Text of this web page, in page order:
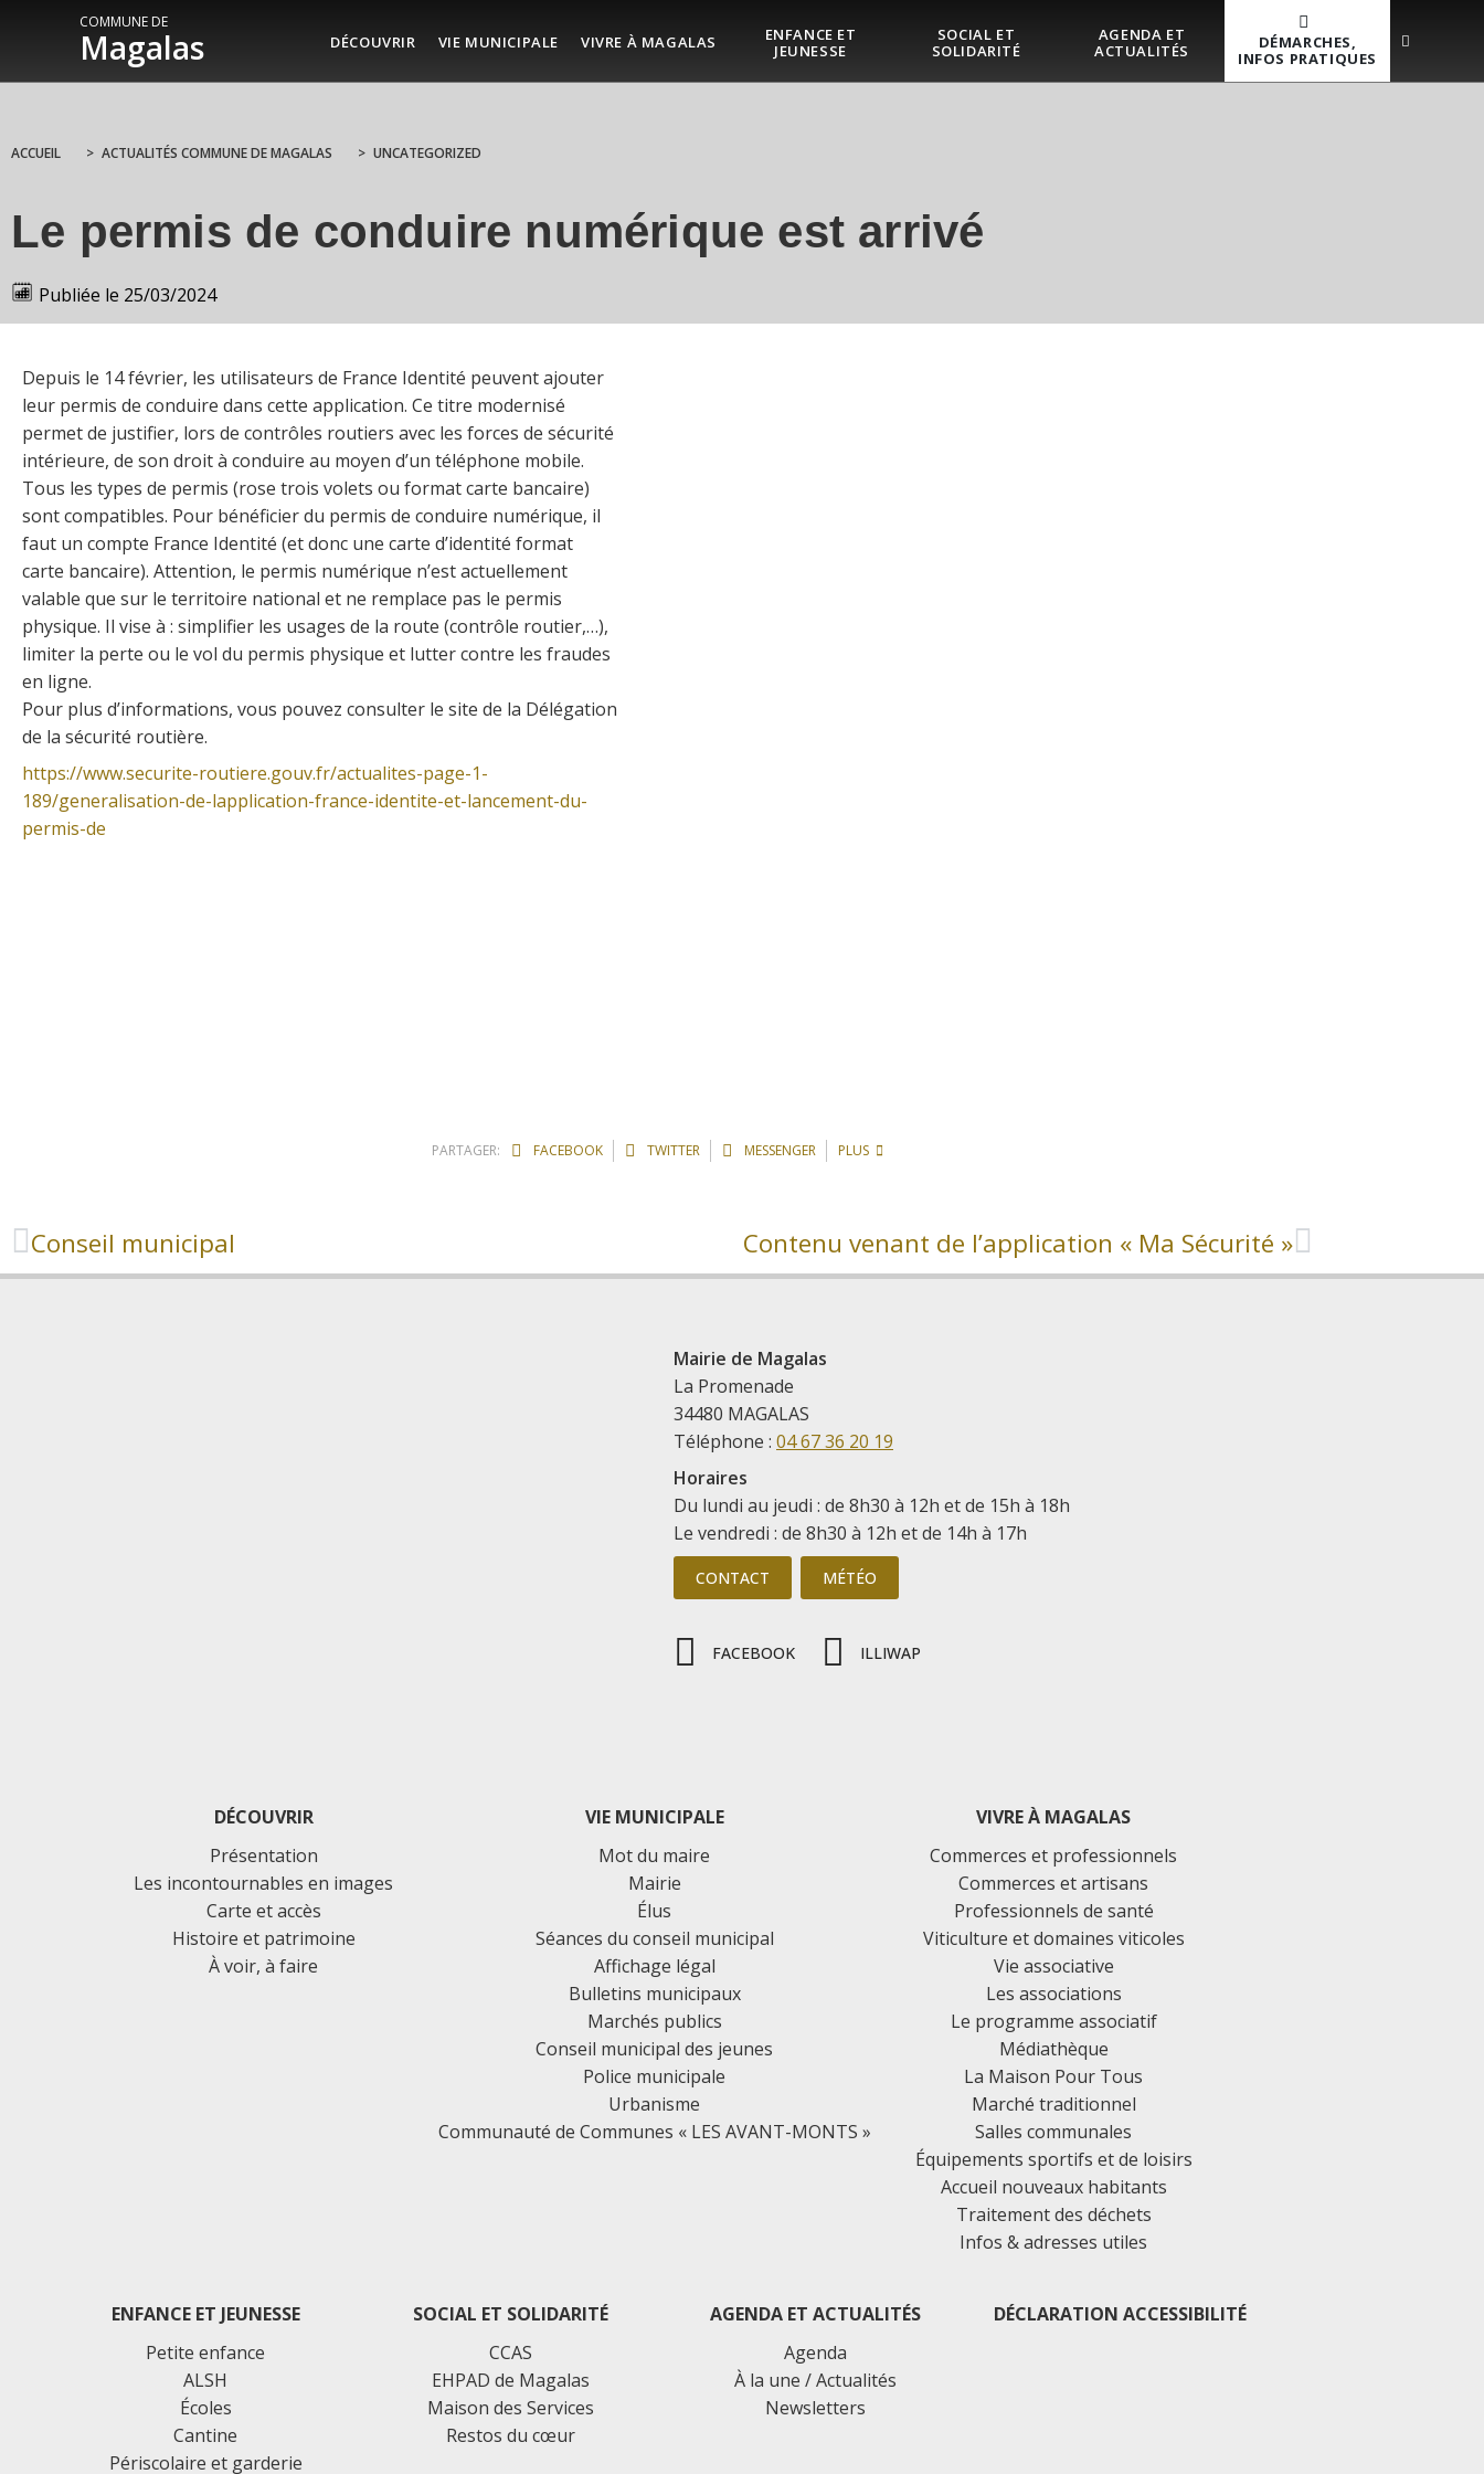
COMMUNE DE
Magalas DÉCOUVRIR VIE MUNICIPALE VIVRE À MAGALAS
ENFANCE ET
JEUNESSE
SOCIAL ET
SOLIDARITÉ
AGENDA ET
ACTUALITÉS
DÉMARCHES,
INFOS PRATIQUES
ACCUEIL > ACTUALITÉS COMMUNE DE MAGALAS > UNCATEGORIZED
Le permis de conduire numérique est arrivé
Publiée le 25/03/2024
Depuis le 14 février, les utilisateurs de France Identité peuvent ajouter
leur permis de conduire dans cette application. Ce titre modernisé
permet de justifier, lors de contrôles routiers avec les forces de sécurité
intérieure, de son droit à conduire au moyen d’un téléphone mobile.
Tous les types de permis (rose trois volets ou format carte bancaire)
sont compatibles. Pour bénéficier du permis de conduire numérique, il
faut un compte France Identité (et donc une carte d’identité format
carte bancaire). Attention, le permis numérique n’est actuellement
valable que sur le territoire national et ne remplace pas le permis
physique. Il vise à : simplifier les usages de la route (contrôle routier,…),
limiter la perte ou le vol du permis physique et lutter contre les fraudes
en ligne.
Pour plus d’informations, vous pouvez consulter le site de la Délégation
de la sécurité routière.
https://www.securite-routiere.gouv.fr/actualites-page-1-
189/generalisation-de-lapplication-france-identite-et-lancement-du-
permis-de
PARTAGER: FACEBOOK TWITTER MESSENGER PLUS
Conseil municipal Contenu venant de l’application « Ma Sécurité »
Mairie de Magalas
La Promenade
34480 MAGALAS
Téléphone : 04 67 36 20 19
Horaires
Du lundi au jeudi : de 8h30 à 12h et de 15h à 18h
Le vendredi : de 8h30 à 12h et de 14h à 17h
CONTACT MÉTÉO
FACEBOOK ILLIWAP
DÉCOUVRIR
Présentation
Les incontournables en images
Carte et accès
Histoire et patrimoine
À voir, à faire
VIE MUNICIPALE
Mot du maire
Mairie
Élus
Séances du conseil municipal
Affichage légal
Bulletins municipaux
Marchés publics
Conseil municipal des jeunes
Police municipale
Urbanisme
Communauté de Communes « LES AVANT-MONTS »
VIVRE À MAGALAS
Commerces et professionnels
Commerces et artisans
Professionnels de santé
Viticulture et domaines viticoles
Vie associative
Les associations
Le programme associatif
Médiathèque
La Maison Pour Tous
Marché traditionnel
Salles communales
Équipements sportifs et de loisirs
Accueil nouveaux habitants
Traitement des déchets
Infos & adresses utiles
ENFANCE ET JEUNESSE
Petite enfance
ALSH
Écoles
Cantine
Périscolaire et garderie
SOCIAL ET SOLIDARITÉ
CCAS
EHPAD de Magalas
Maison des Services
Restos du cœur
AGENDA ET ACTUALITÉS
Agenda
À la une / Actualités
Newsletters
DÉCLARATION ACCESSIBILITÉ